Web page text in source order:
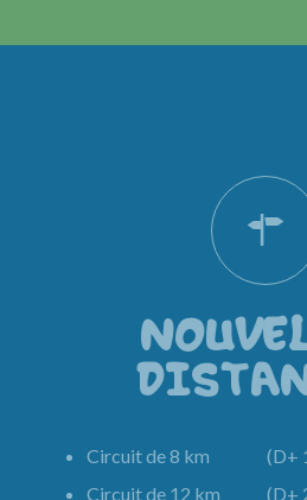
Circuit de 8 km (D+
Circuit de 12 km (D+